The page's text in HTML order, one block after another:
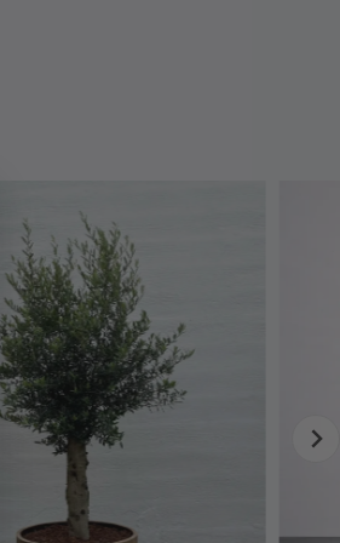
også køber
vi en diameter på
indendørs
på nedenstående